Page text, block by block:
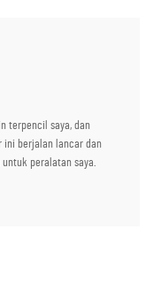
terpencil saya, dan
ini berjalan lancar dan
peralatan saya.